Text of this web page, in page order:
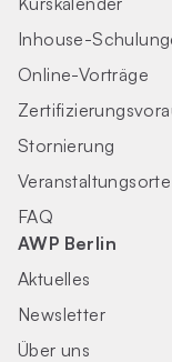
Inhouse-
Online-Vorträge
Stornierung
Veranstaltungsorte
FAQ
AWP Berlin
Aktuelles
Newsletter
Über uns